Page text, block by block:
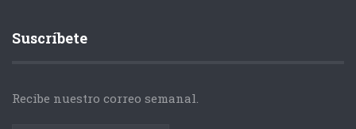
Suscríbete
Recibe nuestro correo semanal.